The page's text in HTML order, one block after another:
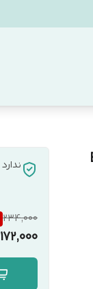
ندارد
234,000
172,000